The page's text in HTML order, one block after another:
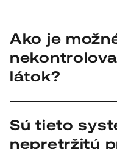
prostredia s
plynu, navrhnuté v
Ako je
látok?
Vhodné filtračná
zabezpečujú
Sú tieto
nepretržitú